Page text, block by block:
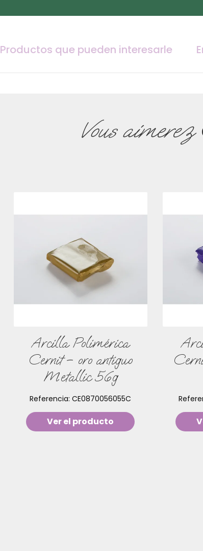
Productos que pueden interesarle
Vous aimerez
Arcilla Polimérica
Cernit – oro antiguo
Metallic 56g
Referencia:CE0870056055C
Ver el producto